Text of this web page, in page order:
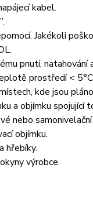
kabel.
Jakékoli
pnutí, natahování
prostředí <
kde jsou
a objímku
nebo
objímku.
hřebíky.
výrobce.